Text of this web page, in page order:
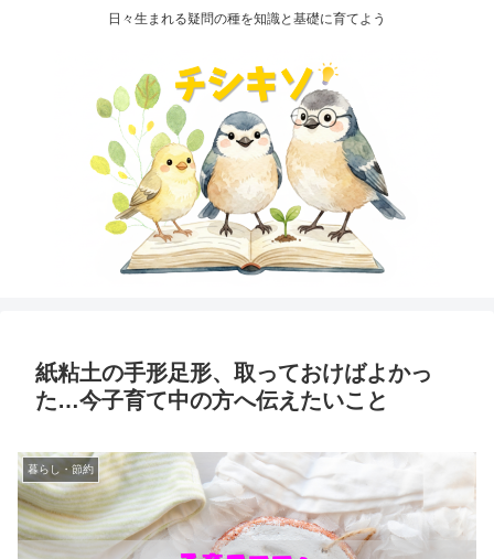
日々生まれる疑問の種を知識と基礎に育てよう
紙粘土の手形足形、取っておけばよかっ
た…今子育て中の方へ伝えたいこと
暮らし・節約